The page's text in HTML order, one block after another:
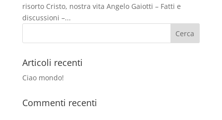
risorto Cristo, nostra vita Angelo Gaiotti – Fatti e
discussioni –...
Articoli recenti
Ciao mondo!
Commenti recenti